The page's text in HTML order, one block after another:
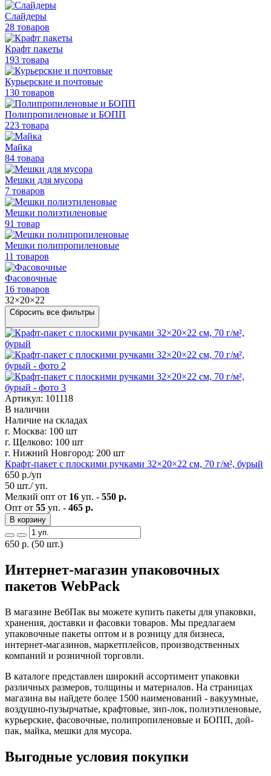
Слайдеры
28 товаров
Крафт пакеты
193 товара
Курьерские и почтовые
130 товаров
Полипропиленовые и БОПП
223 товара
Майка
84 товара
Мешки для мусора
7 товаров
Мешки полиэтиленовые
91 товар
Мешки полипропиленовые
11 товаров
Фасовочные
16 товаров
32×20×22
Сбросить все фильтры
Артикул: 101118
В наличии
Наличие на складах
г. Москва: 100 шт
г. Щелково: 100 шт
г. Нижний Новгород: 200 шт
Крафт-пакет с плоскими ручками 32×20×22 см, 70 г/м², бурый
650 р./уп
50 шт./ уп.
Мелкий опт от 16 уп. - 550 р.
Опт от 55 уп. - 465 р.
В корзину
650 р. (50 шт.)
Интернет-магазин упаковочных
пакетов WebPack
В магазине ВебПак вы можете купить пакеты для упаковки,
хранения, доставки и фасовки товаров. Мы предлагаем
упаковочные пакеты оптом и в розницу для бизнеса,
интернет-магазинов, маркетплейсов, производственных
компаний и розничной торговли.
В каталоге представлен широкий ассортимент упаковки
различных размеров, толщины и материалов. На страницах
магазина вы найдете более 1500 наименований - вакуумные,
воздушно-пузырчатые, крафтовые, зип-лок, полиэтиленовые,
курьерские, фасовочные, полипропиленовые и БОПП, дой-
пак, майка, мешки для мусора.
Выгодные условия покупки